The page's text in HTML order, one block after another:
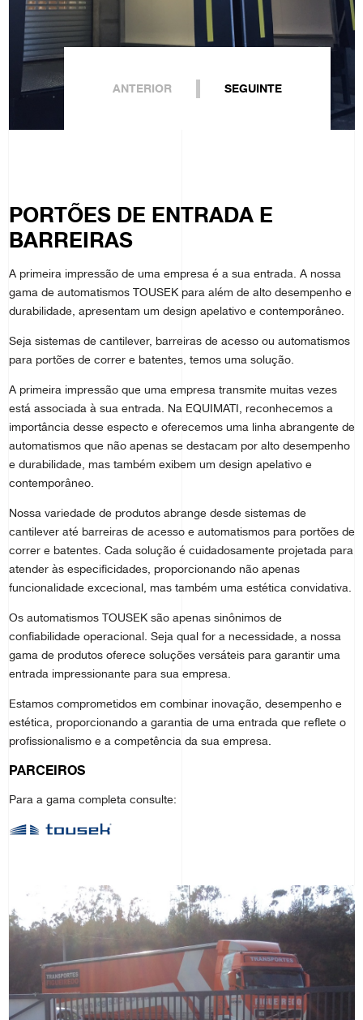
ANTERIOR SEGUINTE
PORTÕES DE ENTRADA E
BARREIRAS
A primeira impressão de uma empresa é a sua entrada. A nossa
gama de automatismos TOUSEK para além de alto desempenho e
durabilidade, apresentam um design apelativo e contemporâneo.
Seja sistemas de cantilever, barreiras de acesso ou automatismos
para portões de correr e batentes, temos uma solução.
A primeira impressão que uma empresa transmite muitas vezes
está associada à sua entrada. Na EQUIMATI, reconhecemos a
importância desse especto e oferecemos uma linha abrangente de
automatismos que não apenas se destacam por alto desempenho
e durabilidade, mas também exibem um design apelativo e
contemporâneo.
Nossa variedade de produtos abrange desde sistemas de
cantilever até barreiras de acesso e automatismos para portões de
correr e batentes. Cada solução é cuidadosamente projetada para
atender às especificidades, proporcionando não apenas
funcionalidade excecional, mas também uma estética convidativa.
Os automatismos TOUSEK são apenas sinônimos de
confiabilidade operacional. Seja qual for a necessidade, a nossa
gama de produtos oferece soluções versáteis para garantir uma
entrada impressionante para sua empresa.
Estamos comprometidos em combinar inovação, desempenho e
estética, proporcionando a garantia de uma entrada que reflete o
profissionalismo e a competência da sua empresa.
PARCEIROS
Para a gama completa consulte: